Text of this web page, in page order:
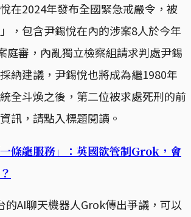
在2024年發布全國緊急戒嚴令，被
，包含尹錫悅在內的涉案8人於今年
庭審，內亂獨立檢察組請求判處尹錫
納建議，尹錫悅也將成為繼1980年
全斗煥之後，第二位被求處死刑的前
訊，請點入標題閱讀。
條龍服務」：英國欲管制Grok，會
的AI聊天機器人Grok傳出爭議，可以